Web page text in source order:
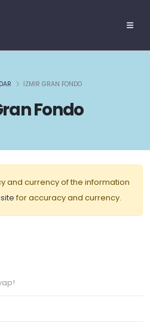
Fondo
İZMIR GRAN FONDO
and currency of the information
for accuracy and currency.